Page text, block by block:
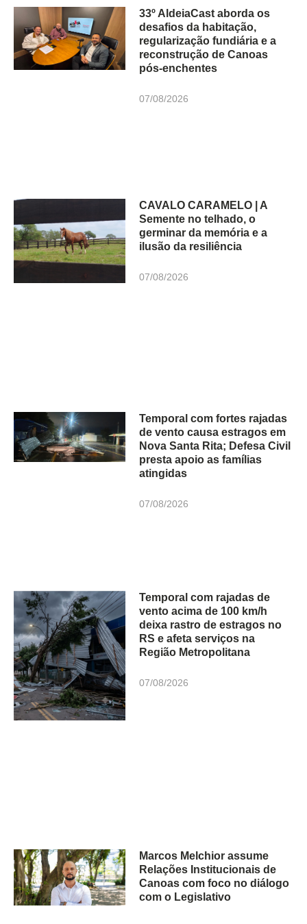
33º AldeiaCast aborda os
desafios da habitação,
regularização fundiária e a
reconstrução de Canoas
pós-enchentes
07/08/2026
CAVALO CARAMELO | A
Semente no telhado, o
germinar da memória e a
ilusão da resiliência
07/08/2026
Temporal com fortes rajadas
de vento causa estragos em
Nova Santa Rita; Defesa Civil
presta apoio as famílias
atingidas
07/08/2026
Temporal com rajadas de
vento acima de 100 km/h
deixa rastro de estragos no
RS e afeta serviços na
Região Metropolitana
07/08/2026
Marcos Melchior assume
Relações Institucionais de
Canoas com foco no diálogo
com o Legislativo